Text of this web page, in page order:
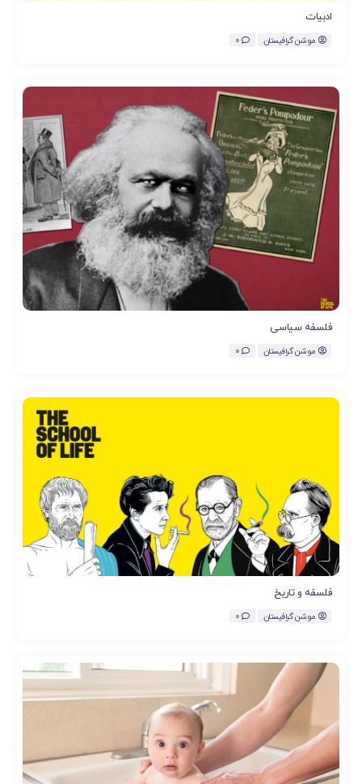
ادبیات
موشن گرافیستان 0
فلسفه سیاسی
موشن گرافیستان 0
فلسفه و تاریخ
موشن گرافیستان 0